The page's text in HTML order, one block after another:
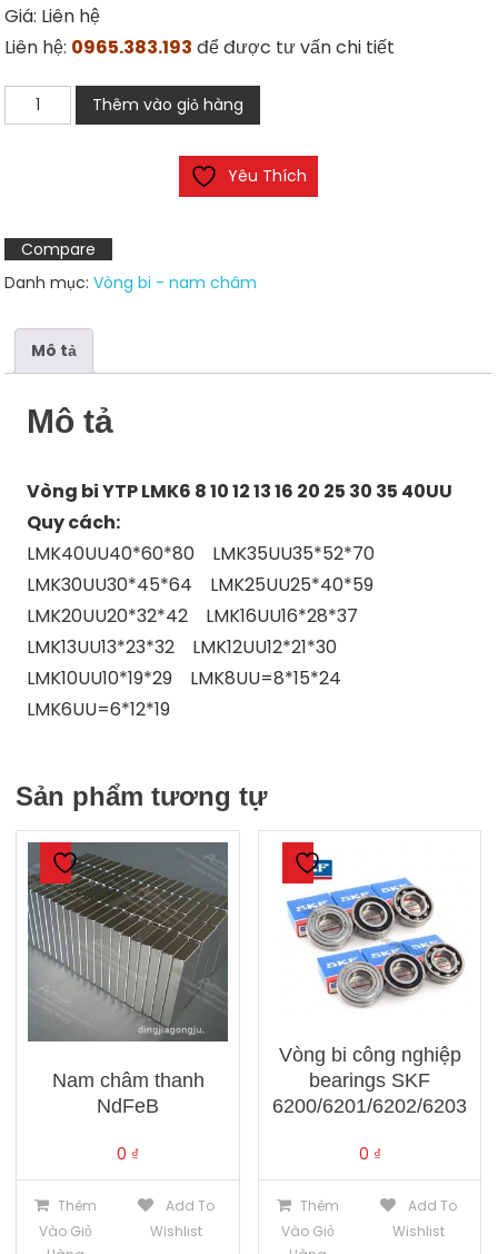
Giá: Liên hệ
Liên hệ: 0965.383.193 để được tư vấn chi tiết
Vòng
bi
10
12
13
25
lượng
Thêm vào giỏ hàng
Yêu Thích
Compare
Danh mục:Vòng bi - nam châm
Mô tả
Mô tả
Vòng bi YTP LMK6 8 10 12 13 16 20 25 30 35 40UU
Quy cách:
LMK40UU40*60*80 LMK35UU35*52*70
LMK30UU30*45*64 LMK25UU25*40*59
LMK20UU20*32*42 LMK16UU16*28*37
LMK13UU13*23*32 LMK12UU12*21*30
LMK10UU10*19*29 LMK8UU=8*15*24
LMK6UU=6*12*19
Sản phẩm tương tự
Nam châm thanh
NdFeB
0 ₫
Thêm
Vào Giỏ
Add To
Wishlist
Vòng bi công nghiệp
bearings SKF
6200/6201/6202/6203
0 ₫
Thêm
Vào Giỏ
Add To
Wishlist